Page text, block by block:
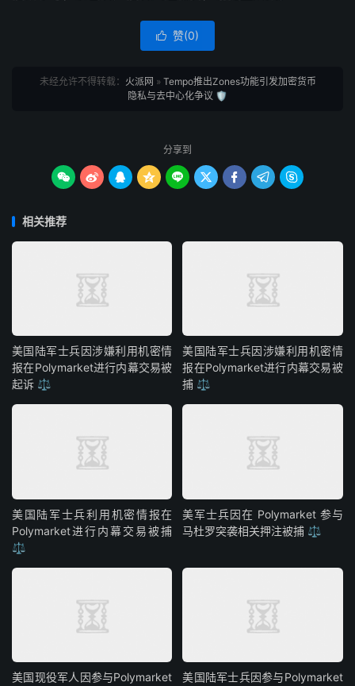
 赞(0)
未经允许不得转载： 火派网 » Tempo推出Zones功能引发加密货币
隐私与去中心化争议 🛡️
分享到
        
相关推荐
美国陆军士兵因涉嫌利用机密情
报在Polymarket进行内幕交易被
起诉 ⚖️
美国陆军士兵因涉嫌利用机密情
报在Polymarket进行内幕交易被
捕 ⚖️
美国陆军士兵利用机密情报在
Polymarket进行内幕交易被捕
⚖️
美军士兵因在 Polymarket 参与
马杜罗突袭相关押注被捕 ⚖️
美国现役军人因参与Polymarket
美国陆军士兵因参与Polymarket